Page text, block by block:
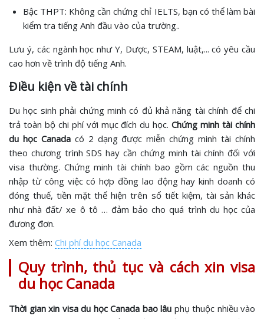
Bậc THPT: Không cần chứng chỉ IELTS, bạn có thể làm bài
kiểm tra tiếng Anh đầu vào của trường..
Lưu ý, các ngành học như Y, Dược, STEAM, luật,... có yêu cầu
cao hơn về trình độ tiếng Anh.
Điều kiện về tài chính
Du học sinh phải chứng minh có đủ khả năng tài chính để chi
trả toàn bộ chi phí với mục đích du học.Chứng minh tài chính
du học Canada có 2 dạng được miễn chứng minh tài chính
theo chương trình SDS hay cần chứng minh tài chính đối với
visa thường. Chứng minh tài chính bao gồm các nguồn thu
nhập từ công việc có hợp đồng lao động hay kinh doanh có
đóng thuế, tiền mặt thể hiện trên sổ tiết kiệm, tài sản khác
như nhà đất/ xe ô tô … đảm bảo cho quá trình du học của
đương đơn.
Xem thêm: Chi phí du học Canada
Quy trình, thủ tục và cách xin visa
du học Canada
Thời gian xin visa du học Canada bao lâu phụ thuộc nhiều vào